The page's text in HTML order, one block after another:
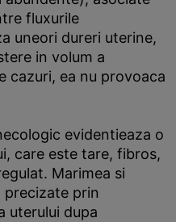
fluxurile
uneori dureri uterine,
in volum a
cazuri, ea nu provoaca
evidentieaza o
care este tare, fibros,
Marimea si
precizate prin
uterului dupa